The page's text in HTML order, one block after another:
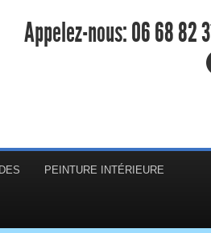
Appelez-nous:06 68 82
PEINTURE INTÉRIEURE